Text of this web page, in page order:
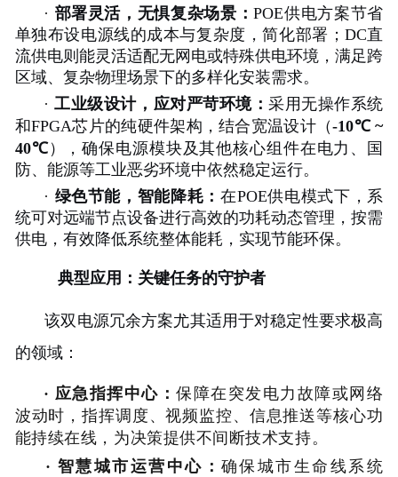
· 部署灵活，无惧复杂场景：POE供电方案节省
单独布设电源线的成本与复杂度，简化部署；DC直
流供电则能灵活适配无网电或特殊供电环境，满足跨
区域、复杂物理场景下的多样化安装需求。
· 工业级设计，应对严苛环境：采用无操作系统
和FPGA芯片的纯硬件架构，结合宽温设计（-10℃ ~
40℃），确保电源模块及其他核心组件在电力、国
防、能源等工业恶劣环境中依然稳定运行。
· 绿色节能，智能降耗：在POE供电模式下，系
统可对远端节点设备进行高效的功耗动态管理，按需
供电，有效降低系统整体能耗，实现节能环保。
典型应用：关键任务的守护者
该双电源冗余方案尤其适用于对稳定性要求极高
的领域：
· 应急指挥中心 ：保障在突发电力故障或网络
波动时，指挥调度、视频监控、信息推送等核心功
能持续在线，为决策提供不间断技术支持。
· 智慧城市运营中心 ： 确保城市生命线系统